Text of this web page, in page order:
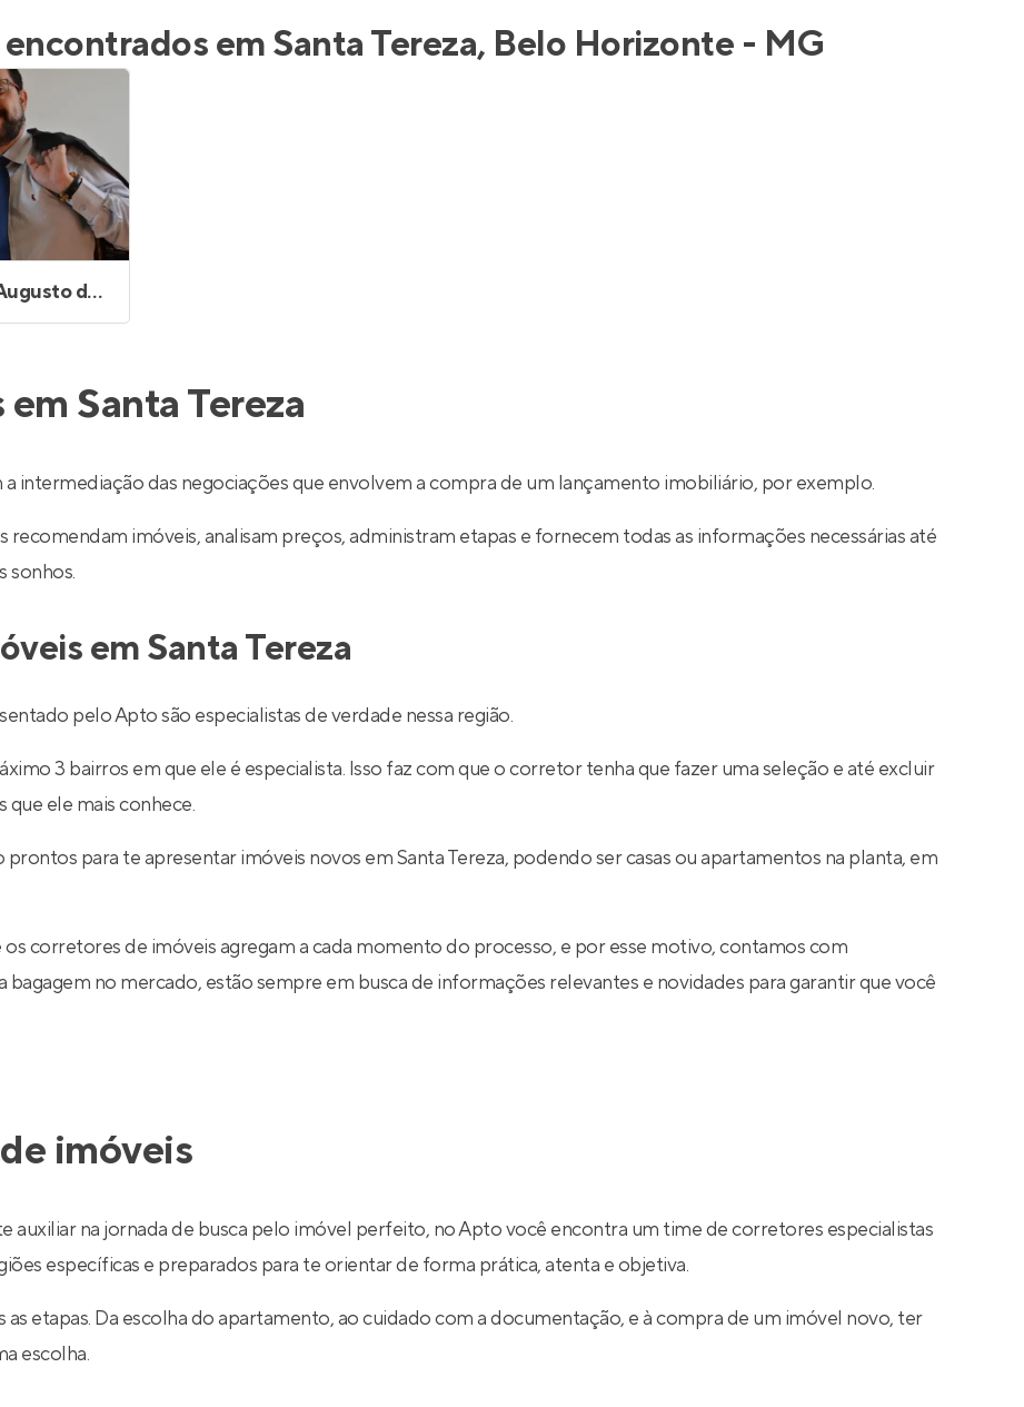
em Santa Tereza, Belo Horizonte - MG
Eduardo Augusto de Montenegro Brandao
Santa Tereza
intermediação das negociações que envolvem a compra de um lançamento imobiliário, por exemplo.
imóveis, analisam preços, administram etapas e fornecem todas as informações necessárias até
sonhos.
em Santa Tereza
pelo Apto são especialistas de verdade nessa região.
3 bairros em que ele é especialista. Isso faz com que o corretor tenha que fazer uma seleção e até excluir
ele mais conhece.
para te apresentar imóveis novos em Santa Tereza, podendo ser casas ou apartamentos na planta, em
corretores de imóveis agregam a cada momento do processo, e por esse motivo, contamos com
bagagem no mercado, estão sempre em busca de informações relevantes e novidades para garantir que você
imóveis
auxiliar na jornada de busca pelo imóvel perfeito, no Apto você encontra um time de corretores especialistas
específicas e preparados para te orientar de forma prática, atenta e objetiva.
etapas. Da escolha do apartamento, ao cuidado com a documentação, e à compra de um imóvel novo, ter
escolha.